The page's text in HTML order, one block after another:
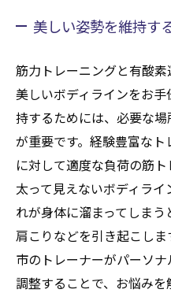
美しい姿勢を維持す
筋力トレーニングと有酸素
美しいボディラインをお
持するためには、必要な
が重要です。経験豊富な
に対して適度な負荷の筋ト
太って見えないボディラ
れが身体に溜まってしま
肩こりなどを引き起こし
市のトレーナーがパーソ
調整することで、お悩みを